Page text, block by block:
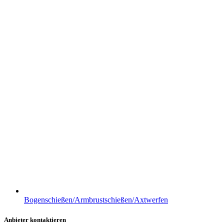
Bogenschießen/Armbrustschießen/Axtwerfen
Anbieter kontaktieren